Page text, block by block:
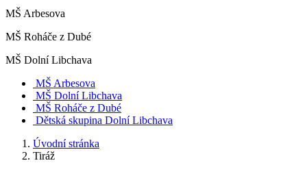
MŠ Arbesova
MŠ Roháče z Dubé
MŠ Dolní Libchava
MŠ Arbesova
MŠ Dolní Libchava
MŠ Roháče z Dubé
Dětská skupina Dolní Libchava
Úvodní stránka
Tiráž